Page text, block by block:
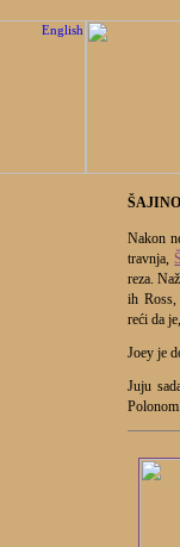
ŠAJINO
Nakon
travnja,
reza.
ih Ross,
reći da
Joey je
Juju